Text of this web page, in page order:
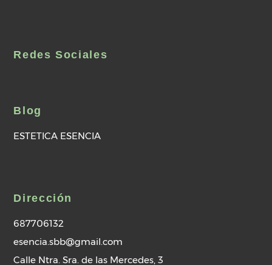
Redes Sociales
Blog
ESTETICA ESENCIA
Dirección
687706132
esencia.sbb@gmail.com
Calle Ntra. Sra. de las Mercedes, 3